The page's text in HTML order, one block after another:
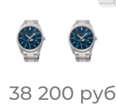
38 200 руб